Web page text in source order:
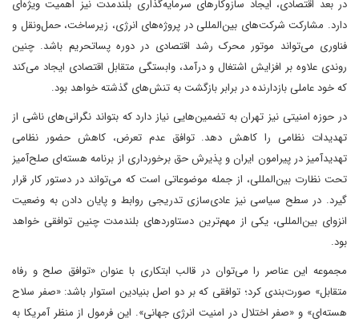
در بعد اقتصادی، ایجاد سازوکارهای سرمایه‌گذاری بلندمدت نیز اهمیت ویژه‌ای
دارد. مشارکت شرکت‌های بین‌المللی در پروژه‌های انرژی، زیرساخت، حمل‌ونقل و
فناوری می‌تواند موتور محرک رشد اقتصادی در دوره پساتحریم باشد. چنین
روندی علاوه بر افزایش اشتغال و درآمد، وابستگی متقابل اقتصادی ایجاد می‌کند
که خود عاملی بازدارنده در برابر بازگشت به تنش‌های گذشته خواهد بود.
در حوزه امنیتی نیز تهران به تضمین‌هایی نیاز دارد که بتواند نگرانی‌های ناشی از
تهدیدات نظامی را کاهش دهد. توافق عدم تعرض، کاهش حضور نظامی
تهدیدآمیز در پیرامون ایران و پذیرش حق برخورداری از برنامه هسته‌ای صلح‌آمیز
تحت نظارت بین‌المللی، از جمله موضوعاتی است که می‌تواند در دستور کار قرار
گیرد. در سطح سیاسی نیز عادی‌سازی تدریجی روابط و پایان دادن به وضعیت
انزوای بین‌المللی، یکی از مهم‌ترین دستاوردهای بلندمدت چنین توافقی خواهد
بود.
مجموعه این عناصر را می‌توان در قالب ابتکاری با عنوان «توافق صلح و رفاه
متقابل» صورت‌بندی کرد؛ توافقی که بر دو اصل بنیادین استوار باشد: «صفر سلاح
هسته‌ای» و «صفر اختلال در امنیت انرژی جهانی». این فرمول از منظر آمریکا به